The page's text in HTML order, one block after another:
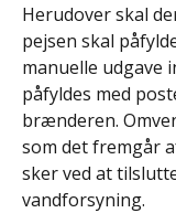
Herudover skal
pejsen skal
manuelle udgave
påfyldes med
brænderen.
som det fremgår
sker ved at
vandforsyning.